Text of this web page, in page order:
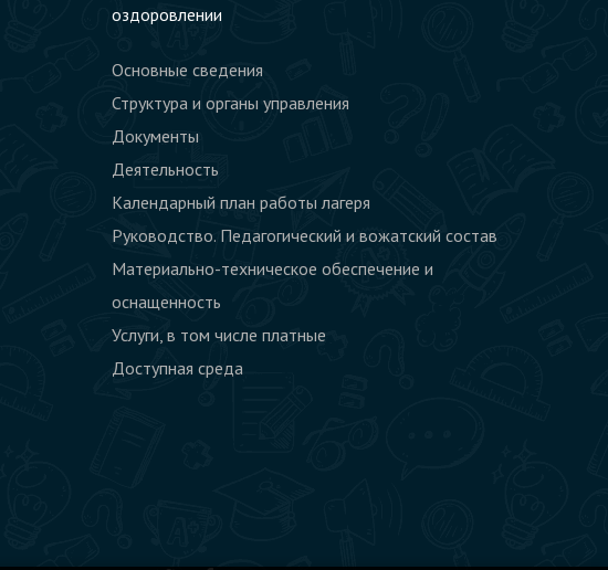
оздоровлении
Основные сведения
Структура и органы управления
Документы
Деятельность
Календарный план работы лагеря
Руководство. Педагогический и вожатский состав
Материально-техническое обеспечение и
оснащенность
Услуги, в том числе платные
Доступная среда